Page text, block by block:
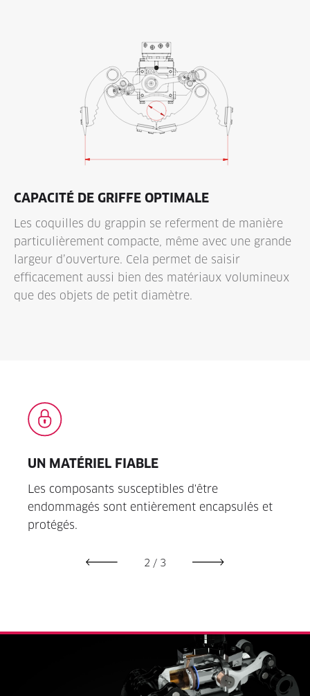
CAPACITÉ DE GRIFFE OPTIMALE
Les coquilles du grappin se referment de manière
particulièrement compacte, même avec une grande
largeur d’ouverture. Cela permet de saisir
efficacement aussi bien des matériaux volumineux
que des objets de petit diamètre.
Les composants susceptibles d'être
endommagés sont entièrement encapsulés et
protégés.
UN MATÉRIEL FIABLE
2 / 3